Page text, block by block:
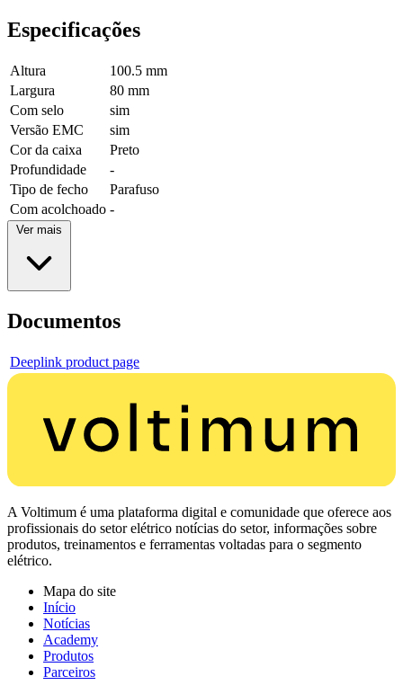
Especificações
Altura
100.5 mm
Largura
80 mm
Com selo
sim
Versão EMC
sim
Cor da caixa
Preto
Profundidade
-
Tipo de fecho
Parafuso
Com acolchoado -
Ver mais
Documentos
Deeplink product page
A Voltimum é uma plataforma digital e comunidade que oferece aos
profissionais do setor elétrico notícias do setor, informações sobre
produtos, treinamentos e ferramentas voltadas para o segmento
elétrico.
Mapa do site
Início
Notícias
Academy
Produtos
Parceiros